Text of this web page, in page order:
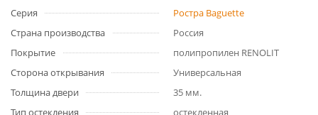
Серия
Ростра Baguette
Страна производства
Россия
Покрытие
полипропилен RENOLIT
Сторона открывания
Универсальная
Толщина двери
35 мм.
Тип остекления
остекленная